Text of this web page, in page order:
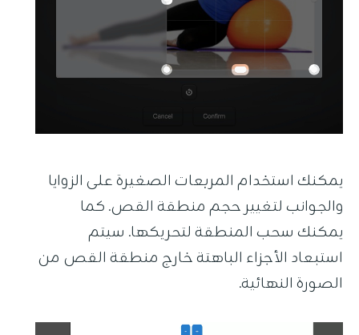
يمكنك استخدام المربعات الصغيرة على الزوايا
والجوانب لتغيير حجم منطقة القص. كما
يمكنك سحب المنطقة لتحريكها. سيتم
استبعاد الأجزاء الباهتة خارج منطقة القص من
الصورة النهائية.